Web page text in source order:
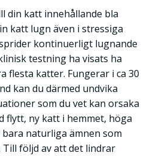
din katt innehållande bla
katt lugn även i stressiga
kontinuerligt lugnande
testning ha visats ha
flesta katter. Fungerar i ca 30
kan du därmed undvika
som du vet kan orsaka
flytt, ny katt i hemmet, höga
naturliga ämnen som
följd av att det lindrar